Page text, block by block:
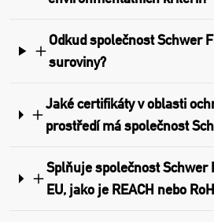
Odkud společnost Schwer
suroviny?
Jaké certifikáty v oblasti
prostředí má společnost
Splňuje společnost Schwer
EU, jako je REACH nebo